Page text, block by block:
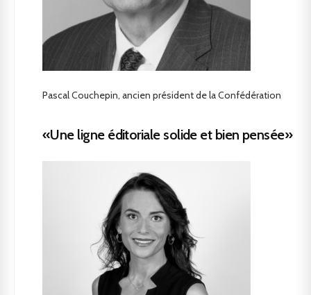
Pascal Couchepin, ancien président de la Confédération
«Une ligne éditoriale solide et bien pensée»